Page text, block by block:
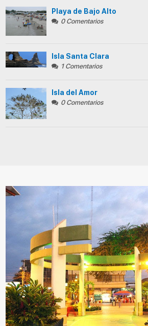
Playa de Bajo Alto
0 Comentarios
Isla Santa Clara
1 Comentarios
Isla del Amor
0 Comentarios